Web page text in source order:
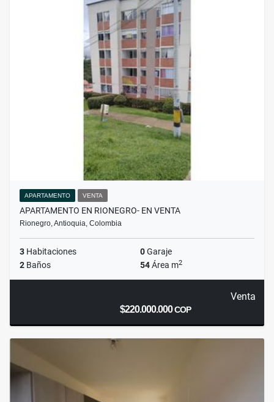
APARTAMENTO VENTA
APARTAMENTO EN RIONEGRO- EN VENTA
Rionegro, Antioquia, Colombia
3 Habitaciones 0Garaje
2 Baños 54Área m2
Venta
$220.000.000COP